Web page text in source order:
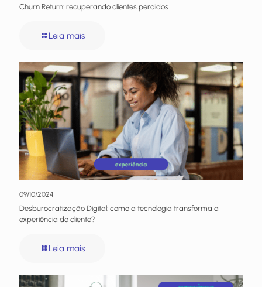
Churn Return: recuperando clientes perdidos
Leia mais
09/10/2024
Desburocratização Digital: como a tecnologia transforma a
experiência do cliente?
Leia mais